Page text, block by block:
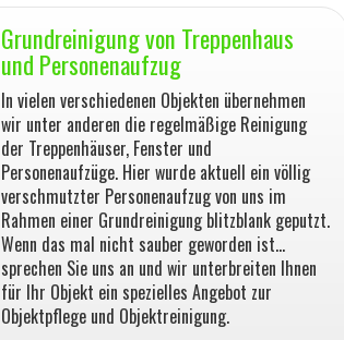
Grundreinigung von Treppenhaus
und Personenaufzug
In vielen verschiedenen Objekten übernehmen
wir unter anderen die regelmäßige Reinigung
der Treppenhäuser, Fenster und
Personenaufzüge. Hier wurde aktuell ein völlig
verschmutzter Personenaufzug von uns im
Rahmen einer Grundreinigung blitzblank geputzt.
Wenn das mal nicht sauber geworden ist…
sprechen Sie uns an und wir unterbreiten Ihnen
für Ihr Objekt ein spezielles Angebot zur
Objektpflege und Objektreinigung.